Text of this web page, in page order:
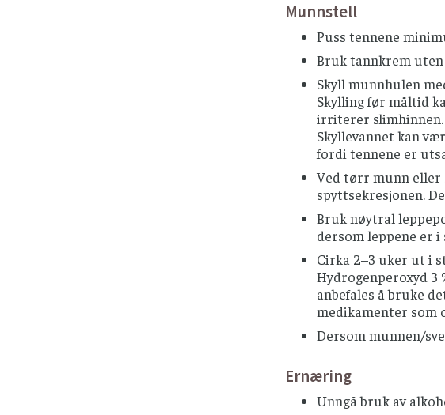
Munnstell
Puss tennene
Bruk tannkrem uten
Skyll munnhulen
Skylling før måltid
irriterer slimhinnen.
Skyllevannet kan
fordi tennene er
Ved tørr munn eller
spyttsekresjonen.
Bruk nøytral
dersom leppene er
Cirka 2–3 uker ut i
Hydrogenperoxyd 3
anbefales å bruke
medikamenter som
Dersom munnen/
Ernæring
Unngå bruk av